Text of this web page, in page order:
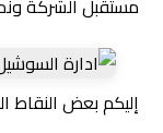
مستقبل الشركة
إليكم بعض النقاط